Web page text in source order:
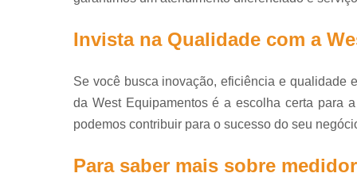
Tanques
Tanques
Invista na Qualidade com a
Se você busca inovação, eficiência e qualidade
da West Equipamentos é a escolha certa para
podemos contribuir para o sucesso do seu
Para saber mais sobre